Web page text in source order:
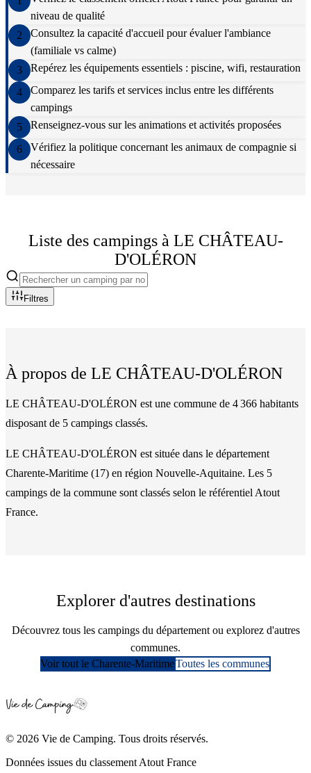
niveau de qualité
2
Consultez la capacité d'accueil pour évaluer l'ambiance
(familiale vs calme)
3
Repérez les équipements essentiels : piscine, wifi, restauration
4
Comparez les tarifs et services inclus entre les différents
campings
5
Renseignez-vous sur les animations et activités proposées
6
Vérifiez la politique concernant les animaux de compagnie si
nécessaire
Liste des campings à LE CHÂTEAU-
D'OLÉRON
Filtres
À propos de LE CHÂTEAU-D'OLÉRON
LE CHÂTEAU-D'OLÉRON est une commune de 4 366 habitants
disposant de 5 campings classés.
LE CHÂTEAU-D'OLÉRON est située dans le département
Charente-Maritime (17) en région Nouvelle-Aquitaine. Les 5
campings de la commune sont classés selon le référentiel Atout
France.
Explorer d'autres destinations
Découvrez tous les campings du département ou explorez d'autres
communes.
Voir tout le Charente-MaritimeToutes les communes
© 2026 Vie de Camping. Tous droits réservés.
Données issues du classement Atout France